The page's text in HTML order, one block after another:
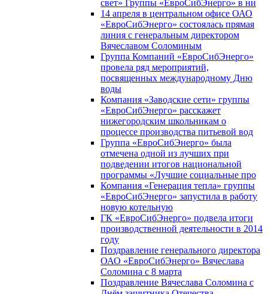
свет» Группы «ЕвроСибЭнерго» в ни
14 апреля в центральном офисе ОАО
«ЕвроСибЭнерго» состоялась прямая
линия с генеральным директором
Вячеславом Соломиным
Группа Компаний «ЕвроСибЭнерго»
провела ряд мероприятий,
посвященных международному Дню
воды
Компания «Заводские сети» группы
«ЕвроСибЭнерго» расскажет
нижегородским школьникам о
процессе производства питьевой вод
Группа «ЕвроСибЭнерго» была
отмечена одной из лучших при
подведении итогов национальной
программы «Лучшие социальные про
Компания «Генерация тепла» группы
«ЕвроСибЭнерго» запустила в работу
новую котельную
ГК «ЕвроСибЭнерго» подвела итоги
производственной деятельности в 2014
году
Поздравление генерального директора
ОАО «ЕвроСибЭнерго» Вячеслава
Соломина с 8 марта
Поздравление Вячеслава Соломина с